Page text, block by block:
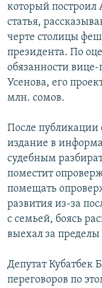
который построил
статья,
черте столицы
президента. По
обязанности
Усенова, его
млн. сомов.
После публикации
издание в
судебным
поместит
помещать
развития из-за
с семьей, боясь
выехал за
Депутат Кубатбек
переговоров по